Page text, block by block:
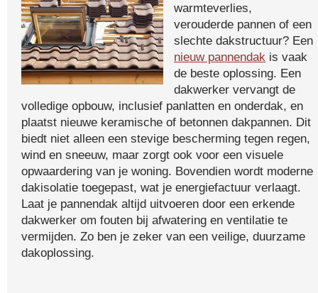
warmteverlies,
verouderde pannen of een
slechte dakstructuur? Een
nieuw pannendak is vaak
de beste oplossing. Een
dakwerker vervangt de
volledige opbouw, inclusief panlatten en onderdak, en
plaatst nieuwe keramische of betonnen dakpannen. Dit
biedt niet alleen een stevige bescherming tegen regen,
wind en sneeuw, maar zorgt ook voor een visuele
opwaardering van je woning. Bovendien wordt moderne
dakisolatie toegepast, wat je energiefactuur verlaagt.
Laat je pannendak altijd uitvoeren door een erkende
dakwerker om fouten bij afwatering en ventilatie te
vermijden. Zo ben je zeker van een veilige, duurzame
dakoplossing.